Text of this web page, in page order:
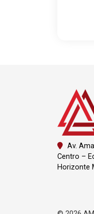
Av.
Centro –
Horizonte